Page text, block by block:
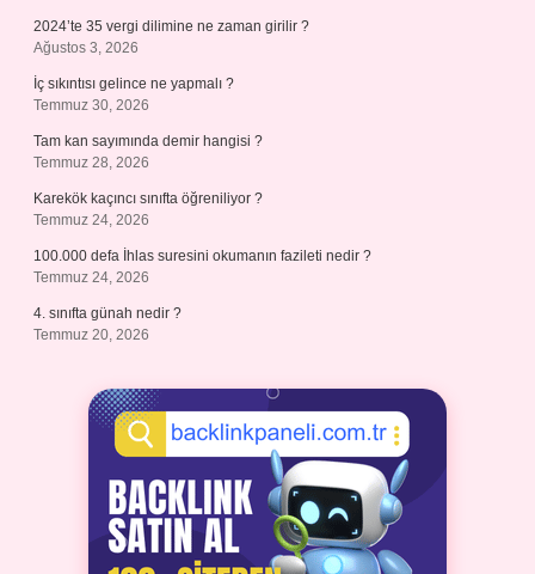
2024’te 35 vergi dilimine ne zaman girilir ?
Ağustos 3, 2026
İç sıkıntısı gelince ne yapmalı ?
Temmuz 30, 2026
Tam kan sayımında demir hangisi ?
Temmuz 28, 2026
Karekök kaçıncı sınıfta öğreniliyor ?
Temmuz 24, 2026
100.000 defa İhlas suresini okumanın fazileti nedir ?
Temmuz 24, 2026
4. sınıfta günah nedir ?
Temmuz 20, 2026